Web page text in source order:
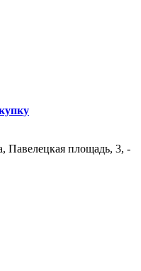
Павелецкая площадь, 3, -